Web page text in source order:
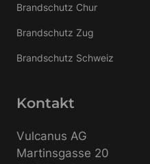
Brandschutz Chur
Brandschutz Zug
Brandschutz Schweiz
Kontakt
Vulcanus AG
Martinsgasse 20